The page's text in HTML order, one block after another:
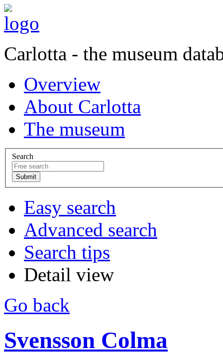
Carlotta - the museum
Overview
About Carlotta
The museum
Search
Easy search
Advanced search
Search tips
Detail view
Go back
Svensson Colma